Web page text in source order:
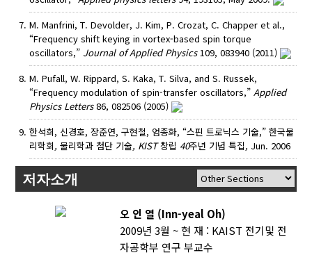
M. Manfrini, T. Devolder, J. Kim, P. Crozat, C. Chapper et al.,
“Frequency shift keying in vortex-based spin torque
oscillators,” Journal of Applied Physics 109, 083940 (2011)
M. Pufall, W. Rippard, S. Kaka, T. Silva, and S. Russek,
“Frequency modulation of spin-transfer oscillators,”Applied
Physics Letters86, 082506 (2005)
한석희, 신경호, 장준연, 구현철, 엄종화, “스핀 트로닉스 기술,” 한국물
리학회,물리학과 첨단 기술, KIST창립 40주년 기념 특집, Jun. 2006
저자소개
오 인 열 (Inn-yeal Oh)
2009년 3월 ~ 현 재 : KAIST 전기및 전
자공학부 연구 부교수